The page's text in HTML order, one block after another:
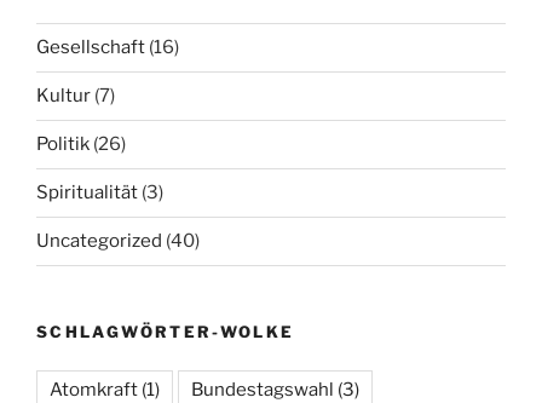
Gesellschaft (16)
Kultur (7)
Politik (26)
Spiritualität (3)
Uncategorized (40)
SCHLAGWÖRTER-WOLKE
Atomkraft (1) Bundestagswahl (3)